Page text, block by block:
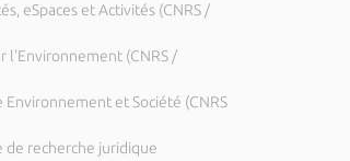
eSpaces et Activités (CNRS /
l'Environnement (CNRS /
et Société (CNRS
recherche juridique